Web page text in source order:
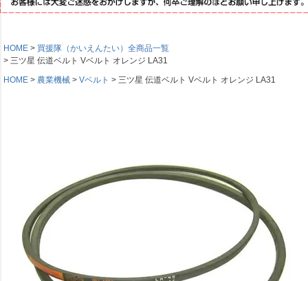
HOME
買援隊（かいえんたい）全商品一覧
三ツ星 伝道ベルト Vベルト オレンジ LA31
HOME
農業機械 Vベルト 三ツ星 伝道ベルト Vベルト オレンジ LA31